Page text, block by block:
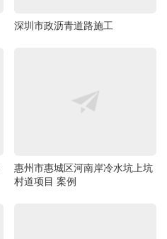
深圳市政沥青道路施工
惠州市惠城区河南岸冷水坑上坑
村道项目 案例